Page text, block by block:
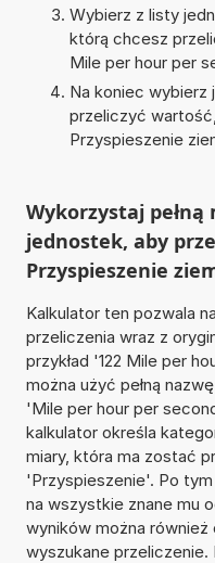
Wybierz z listy
którą chcesz
Mile per hour per
Na koniec
przeliczyć
Przyspieszenie
Wykorzystaj
jednostek, aby
Przyspieszenie
Kalkulator ten pozwala
przeliczenia wraz z
przykład '122 Mile per
można użyć pełną
'Mile per hour per
kalkulator określa
miary, która ma zostać
'Przyspieszenie'. Po
na wszystkie znane mu
wyników można
wyszukane